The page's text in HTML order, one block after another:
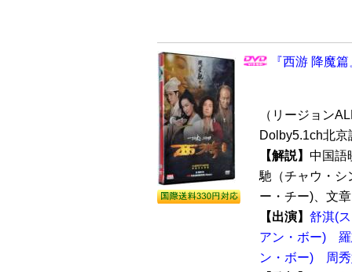
『西游 降魔
（リージョン
Dolby5.1ch北
【解説】 中国語
馳（チャウ・
ー・チー)、文
【出演】 舒淇(
アン・ボー)
ン・ボー)
周